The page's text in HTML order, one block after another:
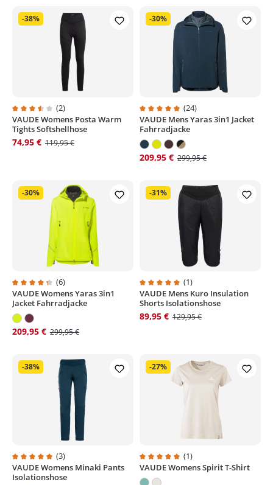
Durchschnittliche Bewertung von 3.5 von 5 Sternen
(2)
VAUDE Womens Posta Warm
Tights Softshellhose
74,95 € 119,95 €
-38%
Durchschnittliche Bewertung
(24)
VAUDE Mens Yaras 3in1 Jacket
Fahrradjacke
209,95 € 299,95 €
-30%
Durchschnittliche Bewertung von 4.3 von 5 Sternen
(6)
VAUDE Womens Yaras 3in1
Jacket Fahrradjacke
209,95 € 299,95 €
-30%
Durchschnittliche Bewertung
(1)
VAUDE Mens Kuro Insulation
Shorts Isolationshose
89,95 € 129,95 €
-31%
Durchschnittliche Bewertung von 4.9 von 5 Sternen
(3)
VAUDE Womens Minaki Pants
Isolationshose
-38%
Durchschnittliche Bewertung
(1)
VAUDE Womens Spirit T-Shirt
-27%